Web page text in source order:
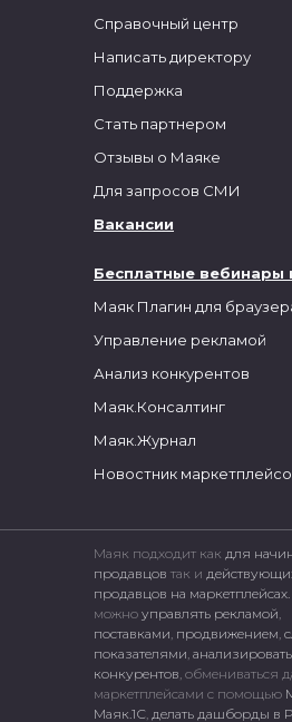
Бесплатные вебинары
Маяк Плагин для
Управление рекламой
Анализ конкурентов
Маяк.Консалтинг
Маяк.Журнал
Новостник
Справочный центр
Написать директору
Поддержка
Стать партнером
Отзывы о Маяке
Для запросов СМИ
Вакансии
Маяк подходит как для
продавцов так и
продавцов на маркетплейсах.
можно управлять рекламой,
поставками, продвижением,
показателями, анализировать
конкурентов, обмениваться
маркетплейсами c помощью
Маяк.1С, делать дашборды в